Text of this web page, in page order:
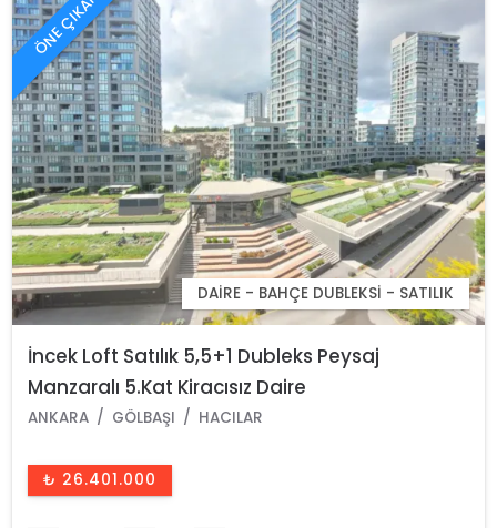
ÖNE ÇIKAN
DAIRE - BAHÇE DUBLEKSI - SATILIK
İncek Loft Satılık 5,5+1 Dubleks Peysaj
Manzaralı 5.Kat Kiracısız Daire
ANKARA GÖLBAŞI HACILAR
₺ 26.401.000